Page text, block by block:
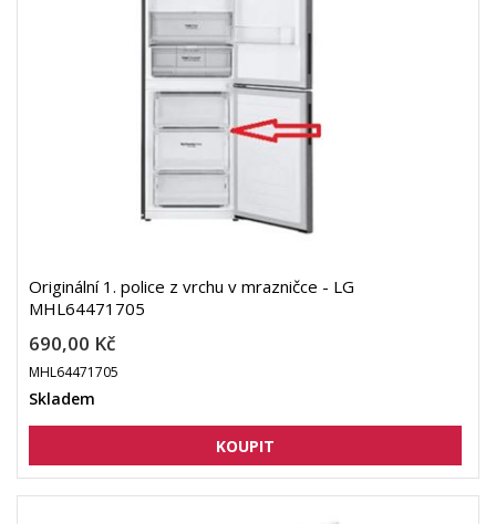
Originální 1. police z vrchu v mrazničce - LG
MHL64471705
690,00 Kč
MHL64471705
Skladem